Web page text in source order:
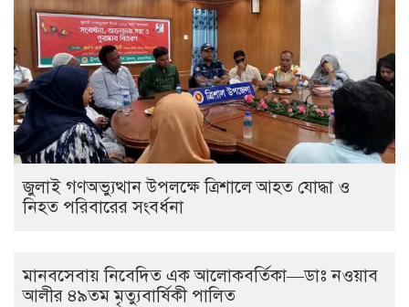
জুলাই গণঅভ্যুত্থান উপলক্ষে ত্রিশালে আহত যোদ্ধা ও
নিহত পরিবারের সংবর্ধনা
মানবসেবায় নিবেদিত এক আলোকবর্তিকা—ডাঃ নওয়াব
আলীর ৪৯তম মৃত্যুবার্ষিকী পালিত